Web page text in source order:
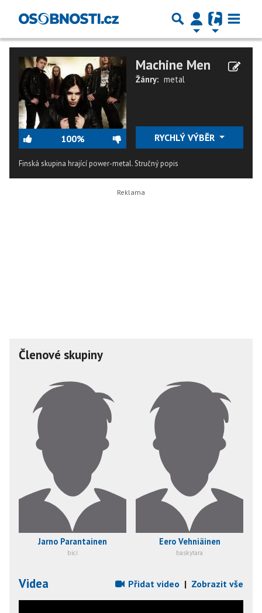
100%
Machine Men
Žánry: metal
RYCHLÝ VÝBĚR
Finská skupina hrající power-metal.Stručný popis
Členové skupiny
Jarno Parantainen
bicí
Eero Vehniäinen
baskytara
Videa Přidat video | Zobrazit vše